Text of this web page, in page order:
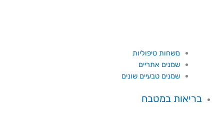
משחות טיפוליות
שמנים אתריים
שמנים טבעיים שונים
בריאות במטבח